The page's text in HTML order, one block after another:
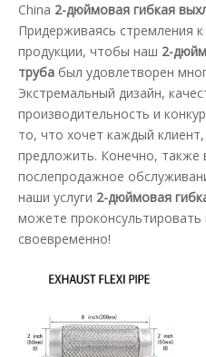
China 2-дюймовая гибкая
Придерживаясь стремления
продукции, чтобы наш 2-
труба был удовлетворен
Экстремальный дизайн,
производительность и
то, что хочет каждый
предложить. Конечно, также
послепродажное
наши услуги 2-дюймовая
можете
своевременно!